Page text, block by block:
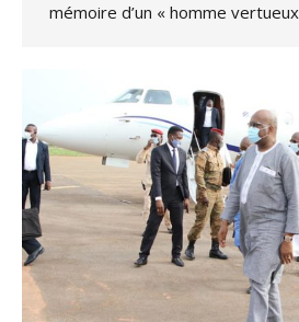
mémoire d’un « homme